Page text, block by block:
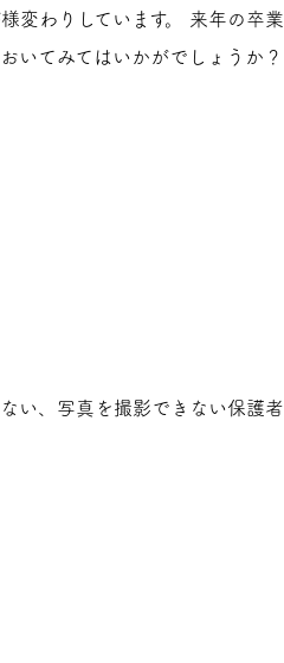
変わりしています。 来年の卒業
いてみてはいかがでしょうか？
い、写真を撮影できない保護者